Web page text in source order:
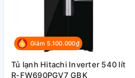
Giảm 5.100.000₫
Tủ lạnh Hitachi Inverter 540 lít
R-FW690PGV7 GBK